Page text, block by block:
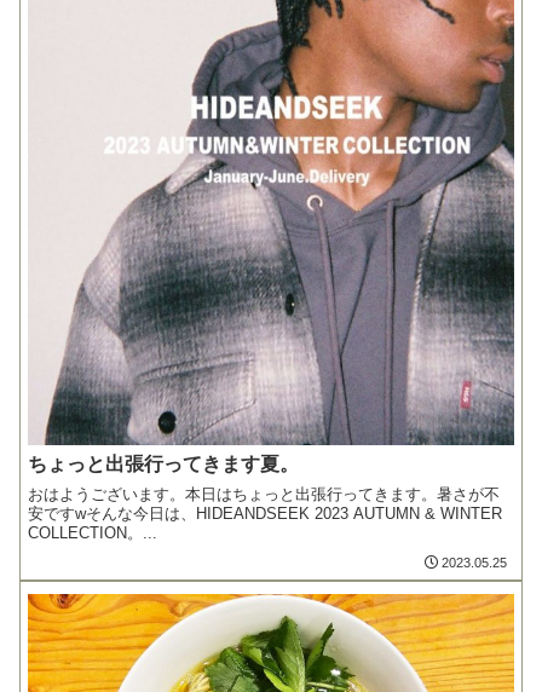
ちょっと出張行ってきます夏。
おはようございます。本日はちょっと出張行ってきます。暑さが不
安ですwそんな今日は、HIDEANDSEEK 2023 AUTUMN & WINTER
COLLECTION。...
2023.05.25